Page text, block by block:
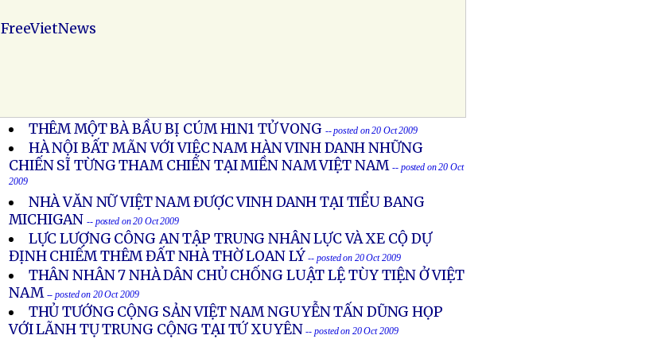
FreeVietNews
THÊM MỘT BÀ BẦU BỊ CÚM H1N1 TỬ VONG -- posted on 20 Oct 2009
HÀ NỘI BẤT MÃN VỚI VIỆC NAM HÀN VINH DANH NHỮNG
CHIẾN SĨ TỪNG THAM CHIẾN TẠI MIỀN NAM VIỆT NAM -- posted on 20 Oct
2009
NHÀ VĂN NỮ VIỆT NAM ĐƯỢC VINH DANH TẠI TIỂU BANG
MICHIGAN -- posted on 20 Oct 2009
LỰC LƯỢNG CÔNG AN TẬP TRUNG NHÂN LỰC VÀ XE CỘ DỰ
ĐỊNH CHIẾM THÊM ĐẤT NHÀ THỜ LOAN LÝ -- posted on 20 Oct 2009
THÂN NHÂN 7 NHÀ DÂN CHỦ CHỐNG LUẬT LỆ TÙY TIỆN Ở VIỆT
NAM -- posted on 20 Oct 2009
THỦ TƯỚNG CỘNG SẢN VIỆT NAM NGUYỄN TẤN DŨNG HỌP
VỚI LÃNH TỤ TRUNG CỘNG TẠI TỨ XUYÊN -- posted on 20 Oct 2009